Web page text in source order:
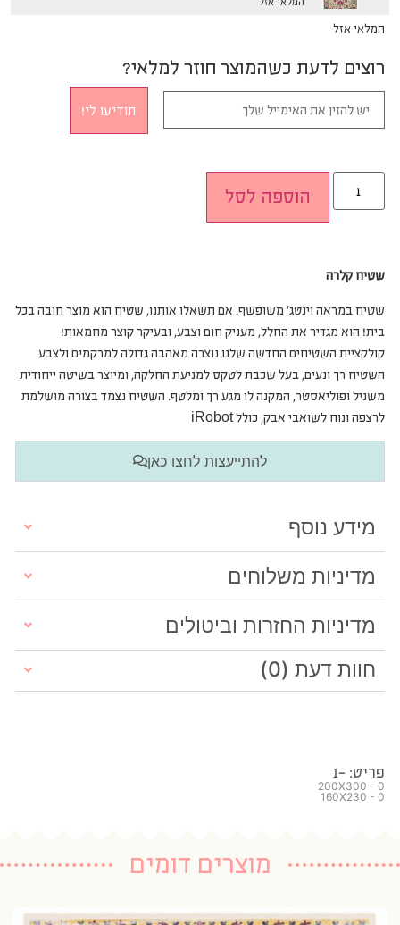
המלאי אזל
רוצים לדעת כשהמוצר חוזר למלאי?
תודיעו לי!
הוספה לסל
שטיח קלרה
שטיח במראה וינטג’ משופשף. אם תשאלו אותנו, שטיח הוא מוצר חובה בכל
בית! הוא מגדיר את החלל, מעניק חום וצבע, ובעיקר קוצר מחמאות!
קולקציית השטיחים החדשה שלנו נוצרה מאהבה גדולה למרקמים ולצבע.
השטיח רך ונעים, בעל שכבת לטקס למניעת החלקה, ומיוצר בשיטה ייחודית
משניל ופוליאסטר, המקנה לו מגע רך ומלטף. השטיח נצמד בצורה מושלמת
לרצפה ונוח לשואבי אבק, כולל iRobot
להתייעצות לחצו כאן
מידע נוסף
מדיניות משלוחים
מדיניות החזרות וביטולים
חוות דעת (0)
פריט: -1
200X300 - 0
160X230 - 0
מוצרים דומים